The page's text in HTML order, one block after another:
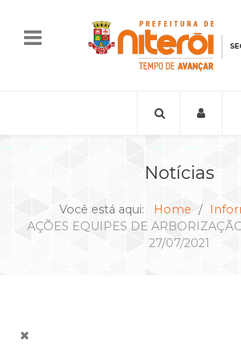
Notícias
Você está aqui: Home
AÇÕES EQUIPES DE
27/07/2021